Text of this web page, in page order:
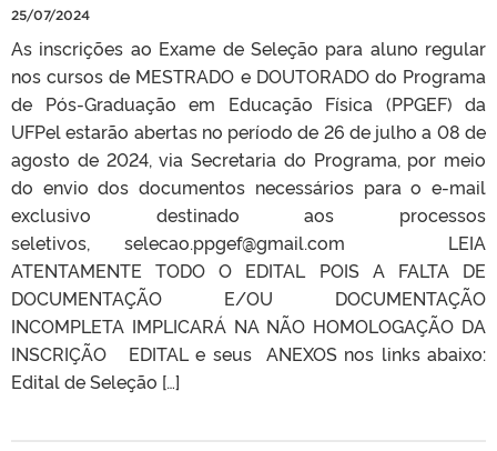
25/07/2024
As inscrições ao Exame de Seleção para aluno regular
nos cursos de MESTRADO e DOUTORADO do Programa
de Pós-Graduação em Educação Física (PPGEF) da
UFPel estarão abertas no período de 26 de julho a 08 de
agosto de 2024, via Secretaria do Programa, por meio
do envio dos documentos necessários para o e-mail
exclusivo destinado aos processos
seletivos, selecao.ppgef@gmail.com LEIA
ATENTAMENTE TODO O EDITAL POIS A FALTA DE
DOCUMENTAÇÃO E/OU DOCUMENTAÇÃO
INCOMPLETA IMPLICARÁ NA NÃO HOMOLOGAÇÃO DA
INSCRIÇÃO EDITAL e seus ANEXOS nos links abaixo:
Edital de Seleção […]